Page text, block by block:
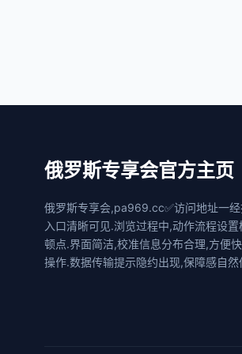
俄罗斯专享会官方主页
俄罗斯专享会,pa969.cc✅访问地址一
入口清晰可见.浏览过程中,动作流程设
顿点.界面简洁,校准信息分布合理,方便
操作.数据传输提示隐约出现,保障感自然